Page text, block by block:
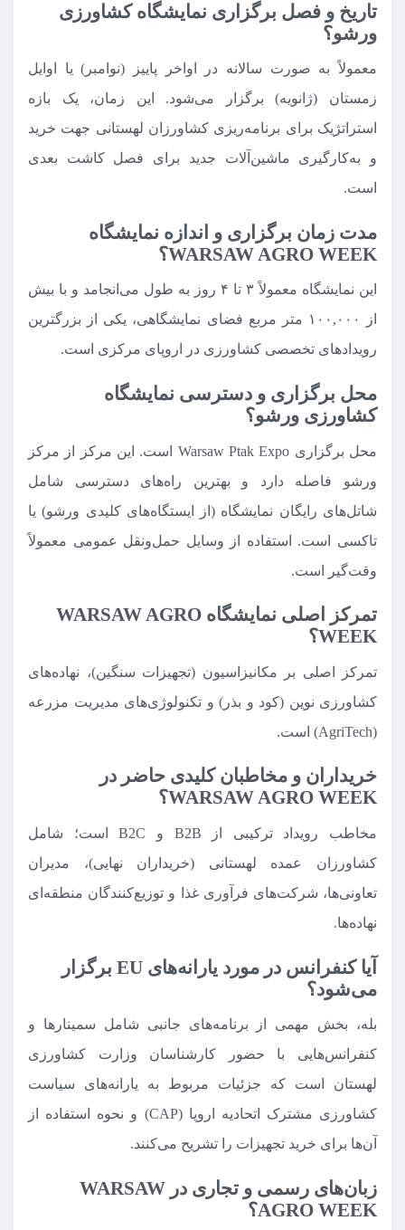
تاریخ و فصل برگزاری نمایشگاه کشاورزی
ورشو؟
معمولاً به صورت سالانه در اواخر پاییز (نوامبر) یا اوایل
زمستان (ژانویه) برگزار می‌شود. این زمان، یک بازه
استراتژیک برای برنامه‌ریزی کشاورزان لهستانی جهت خرید
و به‌کارگیری ماشین‌آلات جدید برای فصل کاشت بعدی
است.
مدت زمان برگزاری و اندازه نمایشگاه
WARSAW AGRO WEEK؟
این نمایشگاه معمولاً ۳ تا ۴ روز به طول می‌انجامد و با بیش
از ۱۰۰,۰۰۰ متر مربع فضای نمایشگاهی، یکی از بزرگترین
رویدادهای تخصصی کشاورزی در اروپای مرکزی است.
محل برگزاری و دسترسی نمایشگاه
کشاورزی ورشو؟
محل برگزاری Warsaw Ptak Expo است. این مرکز از مرکز
ورشو فاصله دارد و بهترین راه‌های دسترسی شامل
شاتل‌های رایگان نمایشگاه (از ایستگاه‌های کلیدی ورشو) یا
تاکسی است. استفاده از وسایل حمل‌ونقل عمومی معمولاً
وقت‌گیر است.
تمرکز اصلی نمایشگاه WARSAW AGRO
WEEK؟
تمرکز اصلی بر مکانیزاسیون (تجهیزات سنگین)، نهاده‌های
کشاورزی نوین (کود و بذر) و تکنولوژی‌های مدیریت مزرعه
(AgriTech) است.
خریداران و مخاطبان کلیدی حاضر در
WARSAW AGRO WEEK؟
مخاطب رویداد ترکیبی از B2B و B2C است؛ شامل
کشاورزان عمده لهستانی (خریداران نهایی)، مدیران
تعاونی‌ها، شرکت‌های فرآوری غذا و توزیع‌کنندگان منطقه‌ای
نهاده‌ها.
آیا کنفرانس در مورد یارانه‌های EU برگزار
می‌شود؟
بله، بخش مهمی از برنامه‌های جانبی شامل سمینارها و
کنفرانس‌هایی با حضور کارشناسان وزارت کشاورزی
لهستان است که جزئیات مربوط به یارانه‌های سیاست
کشاورزی مشترک اتحادیه اروپا (CAP) و نحوه استفاده از
آن‌ها برای خرید تجهیزات را تشریح می‌کنند.
زبان‌های رسمی و تجاری در WARSAW
AGRO WEEK؟